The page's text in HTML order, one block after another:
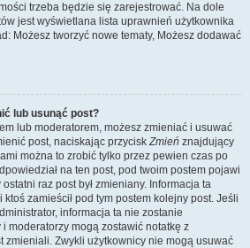
trzeba będzie się zarejestrować. Na dole
jest wyświetlana lista uprawnień użytkownika
Możesz tworzyć nowe tematy, Możesz dodawać
lub usunąć post?
lub moderatorem, możesz zmieniać i usuwać
post, naciskając przyciskZmień znajdujący
można to zrobić tylko przez pewien czas po
na ten post, pod twoim postem pojawi
raz post był zmieniany. Informacja ta
zamieścił pod tym postem kolejny post. Jeśli
informacja ta nie zostanie
moderatorzy mogą zostawić notatkę z
zmieniali. Zwykli użytkownicy nie mogą usuwać